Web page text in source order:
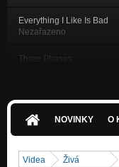
Everything I Like Is Bad
Nezařazeno
Three Phases
Ten Years (EP 2017)
NOVINKY O
Videa
Živá